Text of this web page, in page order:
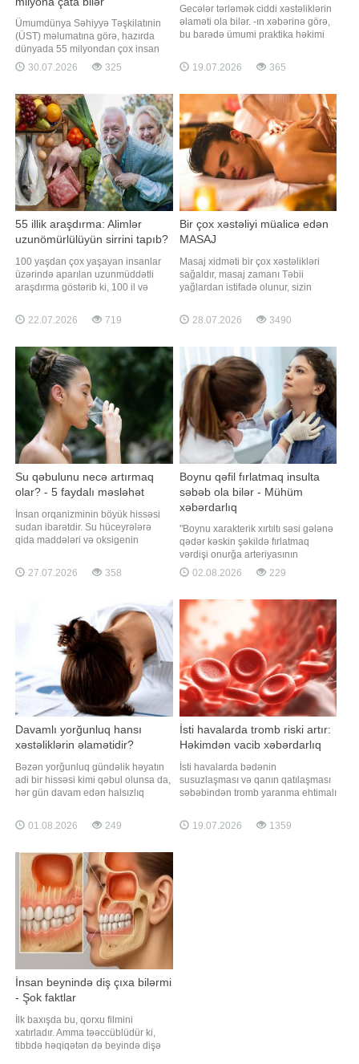
Ümumdünya Səhiyyə Təşkilatınin
(ÜST) məlumatına görə, hazırda
dünyada 55 milyondan çox insan
demansiyadan əziyyət çəkir.
Əhalinin yaşlanması ilə əlaqədar bu
milyona yüksələcəyi
proqnozlaşdırılır. Qaynarinfo xəbər
verir ki, demansiya yalnız
unutqanlıqla məhdudlaşmır. B
30.07.2026 325
Gecələr tərləmək ciddi xəstəliklərin
əlaməti ola bilər. -ın xəbərinə görə,
bu barədə ümumi praktika həkimi
müsahibəsində xəbərdarlıq edib.
Amir Xan bu vəziyyəti yaradan
sözlərinə görə, gecə tərləməsi
menopauza və perimenopauza
19.07.2026 365
55 illik araşdırma: Alimlər
uzunömürlülüyün sirrini tapıb?
100 yaşdan çox yaşayan insanlar
üzərində aparılan uzunmüddətli
araşdırma göstərib ki, 100 il və
yoxdur. Bununla belə, uzunömürlü
insanları birləşdirən bir sıra ümumi
xəbər verir ki, "ScienceAlert"in
yazdığına görə, Qahirədək
22.07.2026 719
Bir çox xəstəliyi müalicə edən
MASAJ
Masaj xidməti bir çox xəstəlikləri
sağaldır, masaj zamanı Təbii
yağlardan istifadə olunur, sizin
ağrıları, baş ağrılarını vaxtında
götürür. Dünyada edilən masajların
Şərqdə həkimlər masajı resept
olaraq yazırlar. Masaj inteqtaiv bi
28.07.2026 3490
Su qəbulunu necə artırmaq
olar? - 5 faydalı məsləhət
İnsan orqanizminin böyük hissəsi
sudan ibarətdir. Su hüceyrələrə
qida maddələri və oksigenin
temperaturunun tənzimlənməsində,
həmçinin beynin normal
rol oynayır. Qaynarinfo xəbər verir
ki, "Better Homes & Gardens" nəşri
diyetoloqları
27.07.2026 358
Boynu qəfil fırlatmaq insulta
səbəb ola bilər - Mühüm
xəbərdarlıq
"Boynu xarakterik xırtıltı səsi gələnə
qədər kəskin şəkildə fırlatmaq
vərdişi onurğa arteriyasının
zədələnməsinə və nadir hallarda
işemik insultun yaranmasına səbəb
"İzvestiya"ya rusiyalı nevroloq
Aleksandr Tkaçyov deyib.
Mütəxəssisin sözlərinə görə
02.08.2026 229
Davamlı yorğunluq hansı
xəstəliklərin əlamətidir?
Bəzən yorğunluq gündəlik həyatın
adi bir hissəsi kimi qəbul olunsa da,
hər gün davam edən halsızlıq
probleminin əlaməti ola bilər.
Mütəxəssislərin sözlərinə görə,
səbəbləri arasında qan azlığı,
qalxanabənzər vəz xəstəlikləri,
şəkərli diabet, B12 vitamin
01.08.2026 249
İsti havalarda tromb riski artır:
Həkimdən vacib xəbərdarlıq
İsti havalarda bədənin
susuzlaşması və qanın qatılaşması
səbəbindən tromb yaranma ehtimalı
rusiyalı həkim-terapevt Tatyana
Vinoqradova RT-yə müsahibəsində
19.07.2026 1359
İnsan beynində diş çıxa bilərmi
- Şok faktlar
İlk baxışda bu, qorxu filmini
xatırladır. Amma təəccüblüdür ki,
tibbdə həqiqətən də beyində dişə